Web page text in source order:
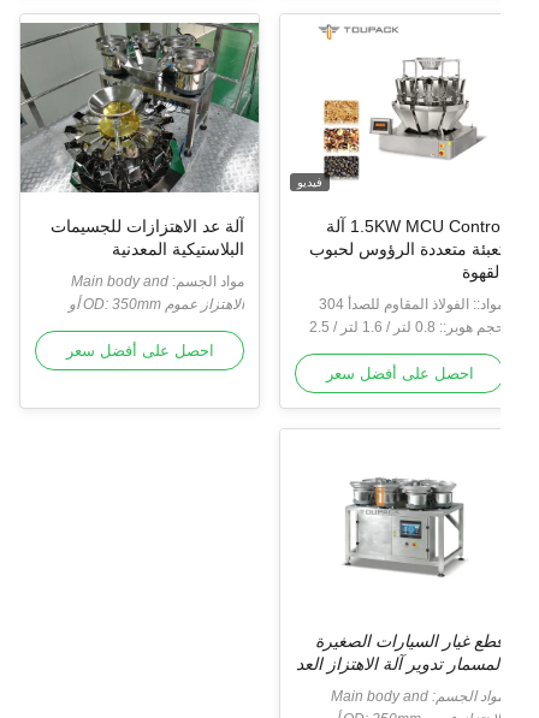
فيديو
1.5KW MCU Control آلة
متعددة الرؤوس لحبوب
الفولاذ المقاوم للصدأ 304
حجم هوبر:: 0.8 لتر / 1.6 لتر / 2.5
احصل على أفضل سعر
آلة عد الاهتزازات للجسيمات
البلاستيكية المعدنية
مواد الجسم:Main body and
contact surface is SUS304.
الجسم الرئيسي وسطح التلامس هو
SUS304.
الاهتزاز عموم OD: 350mm أو
حسب متطلبات الزبون
احصل على أفضل سعر
غيار السيارات الصغيرة
تدوير آلة الاهتزاز العد
الجسم:Main body and